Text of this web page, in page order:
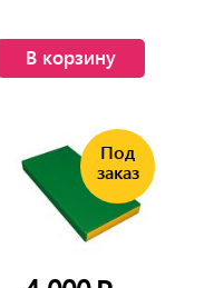
В корзину